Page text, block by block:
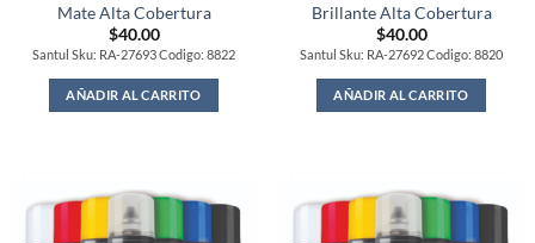
Mate Alta Cobertura
$40.00
Santul Sku: RA-27693 Codigo: 8822
AÑADIR AL CARRITO
Brillante Alta Cobertura
$40.00
Santul Sku: RA-27692 Codigo: 8820
AÑADIR AL CARRITO